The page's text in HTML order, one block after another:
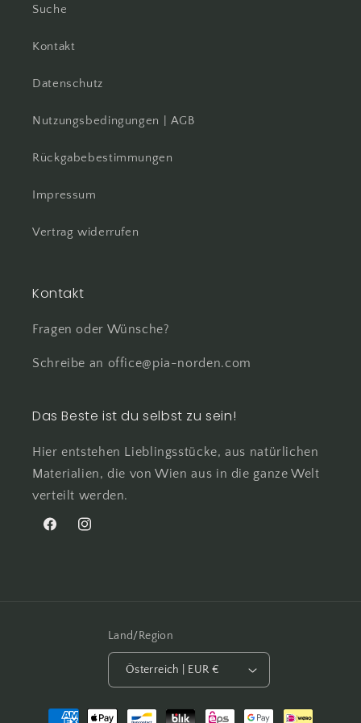
Suche
Kontakt
Datenschutz
Nutzungsbedingungen | AGB
Rückgabebestimmungen
Impressum
Vertrag widerrufen
Kontakt
Fragen oder Wünsche?
Schreibe an office@pia-norden.com
Das Beste ist du selbst zu sein!
Hier entstehen Lieblingsstücke, aus natürlichen
Materialien, die von Wien aus in die ganze Welt
verteilt werden.
FacebookInstagram
Land/Region
Österreich | EUR €
Zahlungsmethoden